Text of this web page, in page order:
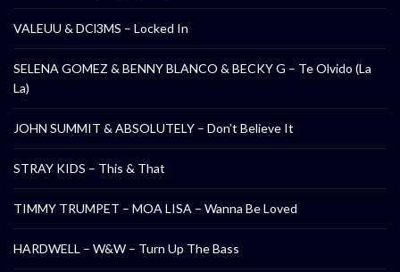
VALEUU & DCl3MS – Locked In
SELENA GOMEZ & BENNY BLANCO & BECKY G – Te Olvido (La
La)
JOHN SUMMIT & ABSOLUTELY – Don’t Believe It
STRAY KIDS – This & That
TIMMY TRUMPET – MOA LISA – Wanna Be Loved
HARDWELL – W&W – Turn Up The Bass